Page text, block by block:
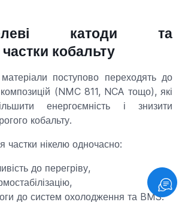
катоди та
кобальту
поступово переходять до
композицій (NMC 811, NCA тощо), які
енергоємність і знизити
кобальту.
частки нікелю одночасно:
до перегріву,
до систем охолодження та BMS.